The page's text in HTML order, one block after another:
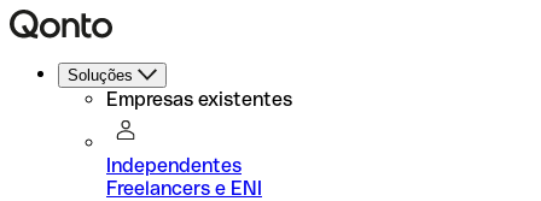
Soluções
Empresas existentes
Independentes
Freelancers e ENI